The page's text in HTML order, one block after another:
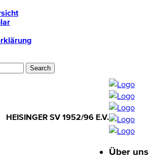
HEISINGER SV 1952/96 E.V.
Über uns